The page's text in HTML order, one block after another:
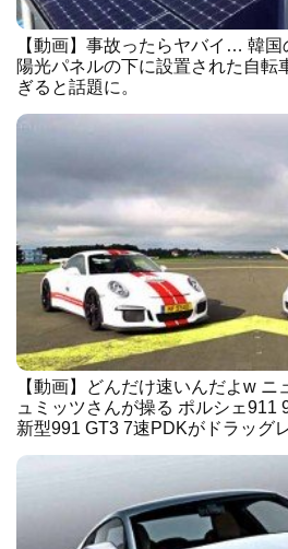
【動画】事故ったらヤバイ… 韓
陽光パネルの下に設置された自転
ぎると話題に。
【動画】どんだけ速いんだよw
ュミッツさんが操る ポルシェ911
新型991 GT3 7速PDKがドラッグ